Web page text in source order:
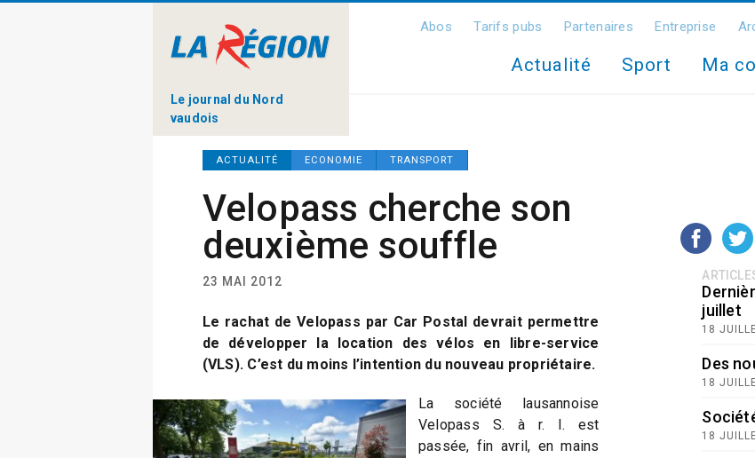
Le journal du Nord
vaudois
Abos Tarifs pubs Partenaires Entreprise
Actualité Sport Ma
ACTUALITÉ ECONOMIE TRANSPORT
Velopass cherche son
deuxième souffle
23 MAI 2012
Le rachat de Velopass par Car Postal devrait permettre
de développer la location des vélos en libre-service
(VLS). C’est du moins l’intention du nouveau propriétaire.
La société lausannoise
Velopass S. à r. l. est
passée, fin avril, en mains
juillet
18
Des
18
18